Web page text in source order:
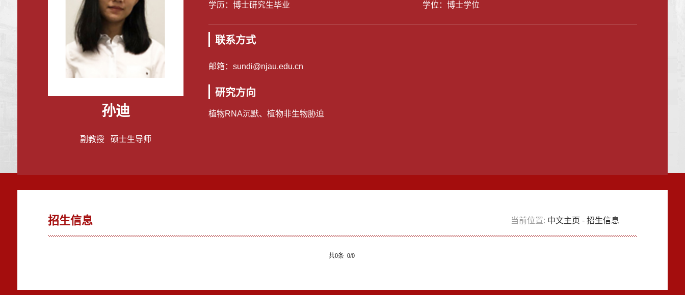
孙迪
副教授 硕士生导师
学历：博士研究生毕业 学位：博士学位
联系方式
邮箱： sundi@njau.edu.cn
研究方向
植物RNA沉默、植物非生物胁迫
招生信息 当前位置: 中文主页 -招生信息
共0条 0/0